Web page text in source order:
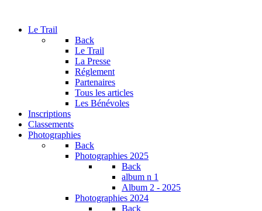
Le Trail
Back
Le Trail
La Presse
Réglement
Partenaires
Tous les articles
Les Bénévoles
Inscriptions
Classements
Photographies
Back
Photographies 2025
Back
album n 1
Album 2 - 2025
Photographies 2024
Back